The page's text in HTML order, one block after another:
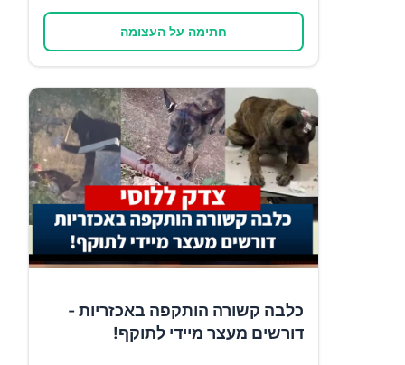
חתימה על העצומה
כלבה קשורה הותקפה באכזריות -
דורשים מעצר מיידי לתוקף!